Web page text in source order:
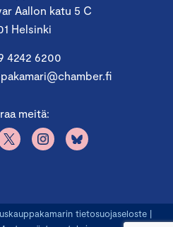
Aallon katu 5 C
Helsinki
4242 6200
meitä:
tietosuojaseloste |